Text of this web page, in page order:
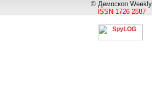
© Демоскоп Weekly
ISSN 1726-2887